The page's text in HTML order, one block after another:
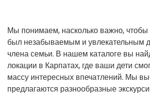
Мы понимаем, насколько важно,
был незабываемым и увлекательным
члена семьи. В нашем каталоге вы
локации в Карпатах, где ваши дети
массу интересных впечатлений. Мы
предлагаются разнообразные